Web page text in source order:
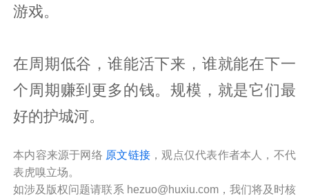
游戏。
在周期低谷，谁能活下来，谁就能在下一
个周期赚到更多的钱。规模，就是它们最
好的护城河。
本内容来源于网络 原文链接 ，观点仅代表作者本人，不代
表虎嗅立场。
如涉及版权问题请联系 hezuo@huxiu.com，我们将及时核